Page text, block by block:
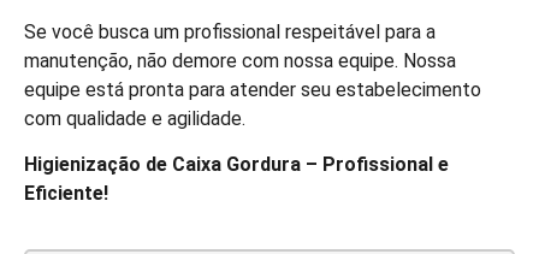
Se você busca um profissional respeitável para a
manutenção, não demore com nossa equipe. Nossa
equipe está pronta para atender seu estabelecimento
com qualidade e agilidade.
Higienização de Caixa Gordura – Profissional e
Eficiente!